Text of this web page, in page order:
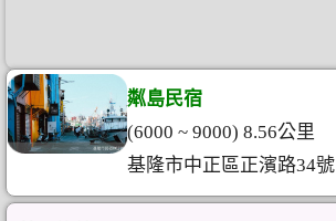
粼島民宿
(6000 ~ 9000) 8.56公里
基隆市中正區正濱路34號